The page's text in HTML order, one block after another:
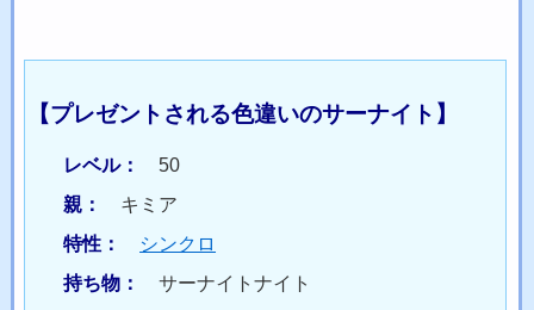
【プレゼントされる色違いのサーナイト】
レベル：
50
親：
キミア
特性：
シンクロ
持ち物：
サーナイトナイト